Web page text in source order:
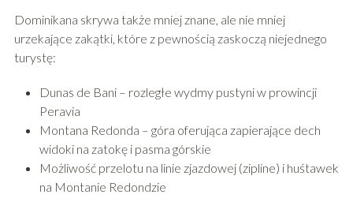
Dominikana skrywa także mniej znane, ale nie mniej
urzekające zakątki, które z pewnością zaskoczą niejednego
turystę:
Dunas de Bani – rozległe wydmy pustyni w prowincji
Peravia
Montana Redonda – góra oferująca zapierające dech
widoki na zatokę i pasma górskie
Możliwość przelotu na linie zjazdowej (zipline) i huśtawek
na Montanie Redondzie